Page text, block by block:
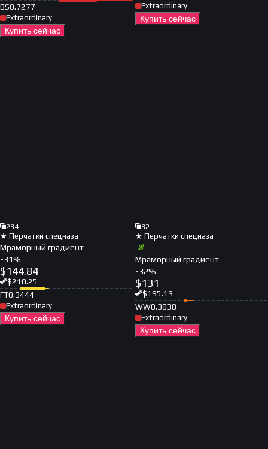
BS0.7277
Extraordinary
Купить сейчас
Extraordinary
Купить сейчас
234
★ Перчатки спецназа
Мраморный градиент
-31%
$144.84
$210.25
FT0.3444
Extraordinary
Купить сейчас
32
★ Перчатки спецназа
Мраморный градиент
-32%
$131
$195.13
WW0.3838
Extraordinary
Купить сейчас